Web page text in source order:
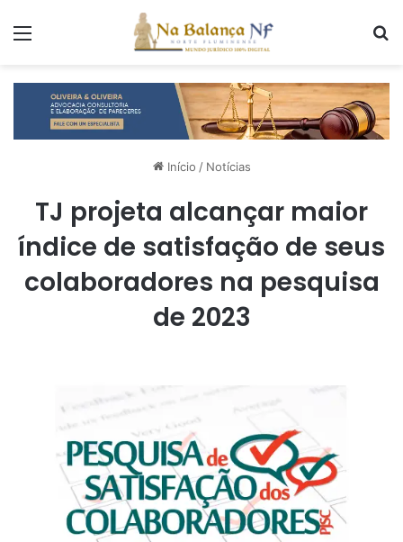
Início / Notícias
TJ projeta alcançar maior
índice de satisfação de seus
colaboradores na pesquisa
de 2023